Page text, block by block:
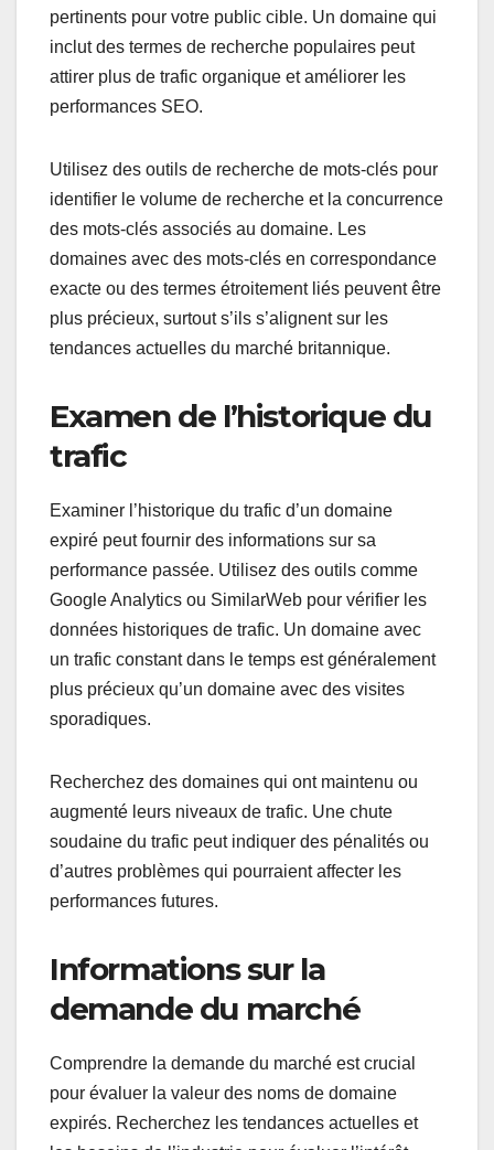
pertinents pour votre public cible. Un domaine qui
inclut des termes de recherche populaires peut
attirer plus de trafic organique et améliorer les
performances SEO.
Utilisez des outils de recherche de mots-clés pour
identifier le volume de recherche et la concurrence
des mots-clés associés au domaine. Les
domaines avec des mots-clés en correspondance
exacte ou des termes étroitement liés peuvent être
plus précieux, surtout s’ils s’alignent sur les
tendances actuelles du marché britannique.
Examen de l’historique du
trafic
Examiner l’historique du trafic d’un domaine
expiré peut fournir des informations sur sa
performance passée. Utilisez des outils comme
Google Analytics ou SimilarWeb pour vérifier les
données historiques de trafic. Un domaine avec
un trafic constant dans le temps est généralement
plus précieux qu’un domaine avec des visites
sporadiques.
Recherchez des domaines qui ont maintenu ou
augmenté leurs niveaux de trafic. Une chute
soudaine du trafic peut indiquer des pénalités ou
d’autres problèmes qui pourraient affecter les
performances futures.
Informations sur la
demande du marché
Comprendre la demande du marché est crucial
pour évaluer la valeur des noms de domaine
expirés. Recherchez les tendances actuelles et